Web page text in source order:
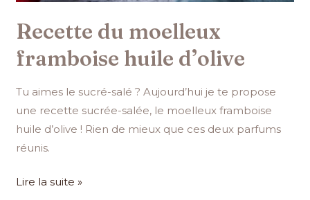
Recette du moelleux
framboise huile d’olive
Tu aimes le sucré-salé ? Aujourd’hui je te propose
une recette sucrée-salée, le moelleux framboise
huile d’olive ! Rien de mieux que ces deux parfums
réunis.
Lire la suite »